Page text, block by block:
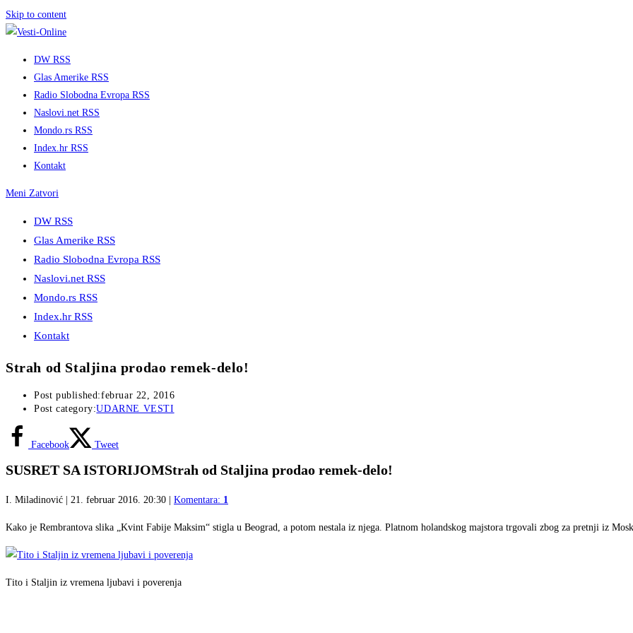
Skip to content
DW RSS
Glas Amerike RSS
Radio Slobodna Evropa RSS
Naslovi.net RSS
Mondo.rs RSS
Index.hr RSS
Kontakt
Meni Zatvori
DW RSS
Glas Amerike RSS
Radio Slobodna Evropa RSS
Naslovi.net RSS
Mondo.rs RSS
Index.hr RSS
Kontakt
Strah od Staljina prodao remek-delo!
Post published:februar 22, 2016
Post category:UDARNE VESTI
Facebook Tweet
SUSRET SA ISTORIJOMStrah od Staljina prodao remek-delo!
I. Miladinović | 21. februar 2016. 20:30 | Komentara: 1
Kako je Rembrantova slika „Kvint Fabije Maksim“ stigla u Beograd, a potom nestala iz njega. Platnom holandskog majstora trgovali zbog za pretnji iz
Tito i Staljin iz vremena ljubavi i poverenja